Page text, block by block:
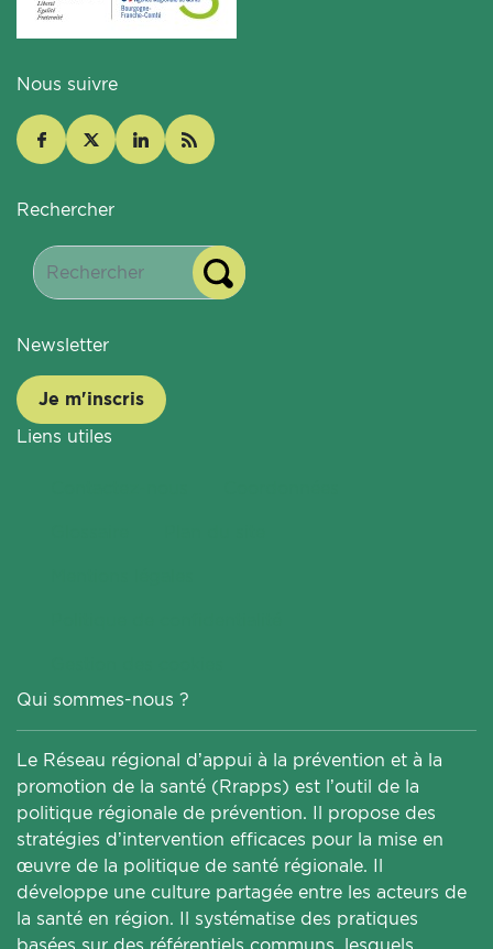
Nous suivre
Rechercher
Newsletter
Je m'inscris
Liens utiles
Qui sommes-nous ?
Le Réseau régional d’appui à la prévention et à la
promotion de la santé (Rrapps) est l’outil de la
politique régionale de prévention. Il propose des
stratégies d’intervention efficaces pour la mise en
œuvre de la politique de santé régionale. Il
développe une culture partagée entre les acteurs de
la santé en région. Il systématise des pratiques